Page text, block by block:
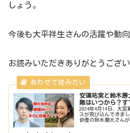
しょう。
今後も大平祥生さんの活躍や動向
お読みいただきありがとうござい
安達祐実と鈴木
際はいつから？
2024年4月14日、大
スが飛び込んできま
俳優の鈴木勝大さん